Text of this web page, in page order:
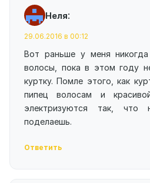
Неля:
29.06.2016 в 00:12
Вот раньше у меня никогда
волосы, пока в этом году
куртку. Помле этого, как
пипец волосам и
электризуются так,
поделаешь.
Ответить